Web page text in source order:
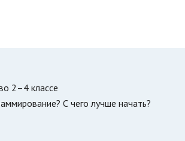
2–4 классе
С чего лучше начать?